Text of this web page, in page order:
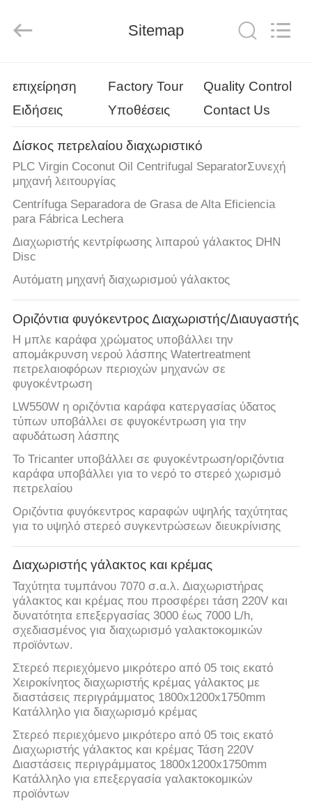
ΣΕΛΊΔΑ
ΠΡΟΪΌΝΤΑ
ΒΊΝΤΕΟ
ΣΧΕΤΙΚΆ
ΜΕ
ΕΜΆΣ
ΞΕΝΆΓΗΣΗ
ΣΤΟ
ΕΡΓΟΣΤΆΣΙΟ
ΠΟΙΟΤΙΚΌΣ
ΈΛΕΓΧΟΣ
ΕΠΙΚΟΙΝΩΝΉΣΤΕ
ΜΑΖΊ
ΜΑΣ
ΝΈΑ
ΥΠΟΘΈΣΕΙΣ
COMPANY
NEWS
SITEMAP
PRIVACY
POLICY
LTD..
Sitemap
επιχείρηση Factory Tour
Quality Control
Ειδήσεις
Υποθέσεις Contact Us
Δίσκος πετρελαίου διαχωριστικό
PLC Virgin Coconut Oil Centrifugal SeparatorΣυνεχή
μηχανή λειτουργίας
Centrífuga Separadora de Grasa de Alta Eficiencia
para Fábrica Lechera
Διαχωριστής κεντρίφωσης λιπαρού γάλακτος DHN
Disc
Αυτόματη μηχανή διαχωρισμού γάλακτος
Οριζόντια φυγόκεντρος Διαχωριστής/Διαυγαστής
Η μπλε καράφα χρώματος υποβάλλει την
απομάκρυνση νερού λάσπης Watertreatment
πετρελαιοφόρων περιοχών μηχανών σε
φυγοκέντρωση
LW550W η οριζόντια καράφα κατεργασίας ύδατος
τύπων υποβάλλει σε φυγοκέντρωση για την
αφυδάτωση λάσπης
Το Tricanter υποβάλλει σε φυγοκέντρωση/οριζόντια
καράφα υποβάλλει για το νερό το στερεό χωρισμό
πετρελαίου
Οριζόντια φυγόκεντρος καραφών υψηλής ταχύτητας
για το υψηλό στερεό συγκεντρώσεων διευκρίνισης
Διαχωριστής γάλακτος και κρέμας
Ταχύτητα τυμπάνου 7070 σ.α.λ. Διαχωριστήρας
γάλακτος και κρέμας που προσφέρει τάση 220V και
δυνατότητα επεξεργασίας 3000 έως 7000 L/h,
σχεδιασμένος για διαχωρισμό γαλακτοκομικών
προϊόντων.
Στερεό περιεχόμενο μικρότερο από 05 τοις εκατό
Χειροκίνητος διαχωριστής κρέμας γάλακτος με
διαστάσεις περιγράμματος 1800x1200x1750mm
Κατάλληλο για διαχωρισμό κρέμας
Στερεό περιεχόμενο μικρότερο από 05 τοις εκατό
Διαχωριστής γάλακτος και κρέμας Τάση 220V
Διαστάσεις περιγράμματος 1800x1200x1750mm
Κατάλληλο για επεξεργασία γαλακτοκομικών
προϊόντων